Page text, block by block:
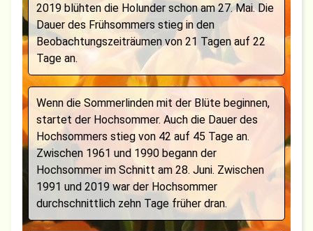
2019 blühten die Holunder schon am 27. Mai. Die
Dauer des Frühsommers stieg in den
Beobachtungszeiträumen von 21 Tagen auf 22
Tage an.
Wenn die Sommerlinden mit der Blüte beginnen,
startet der Hochsommer. Auch die Dauer des
Hochsommers stieg von 42 auf 45 Tage an.
Zwischen 1961 und 1990 begann der
Hochsommer im Schnitt am 28. Juni. Zwischen
1991 und 2019 war der Hochsommer
durchschnittlich zehn Tage früher dran.